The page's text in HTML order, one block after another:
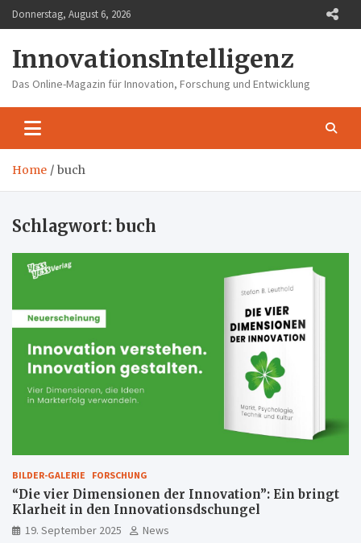
Skip
to
Donnerstag, August 6, 2026
InnovationsIntelligenz
Das Online-Magazin für Innovation, Forschung und Entwicklung
Home buch
Schlagwort:buch
BILDER-GALERIE FORSCHUNG
“Die vier Dimensionen der Innovation”: Ein bringt
Klarheit in den Innovationsdschungel
19. September 2025
News